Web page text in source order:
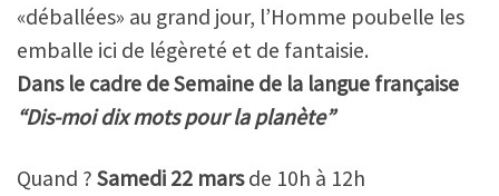
«déballées» au grand jour, l’Homme poubelle les
emballe ici de légèreté et de fantaisie.
Dans le cadre de Semaine de la langue française
“Dis-moi dix mots pour la planète”
Quand ? Samedi 22 marsde 10h à 12h